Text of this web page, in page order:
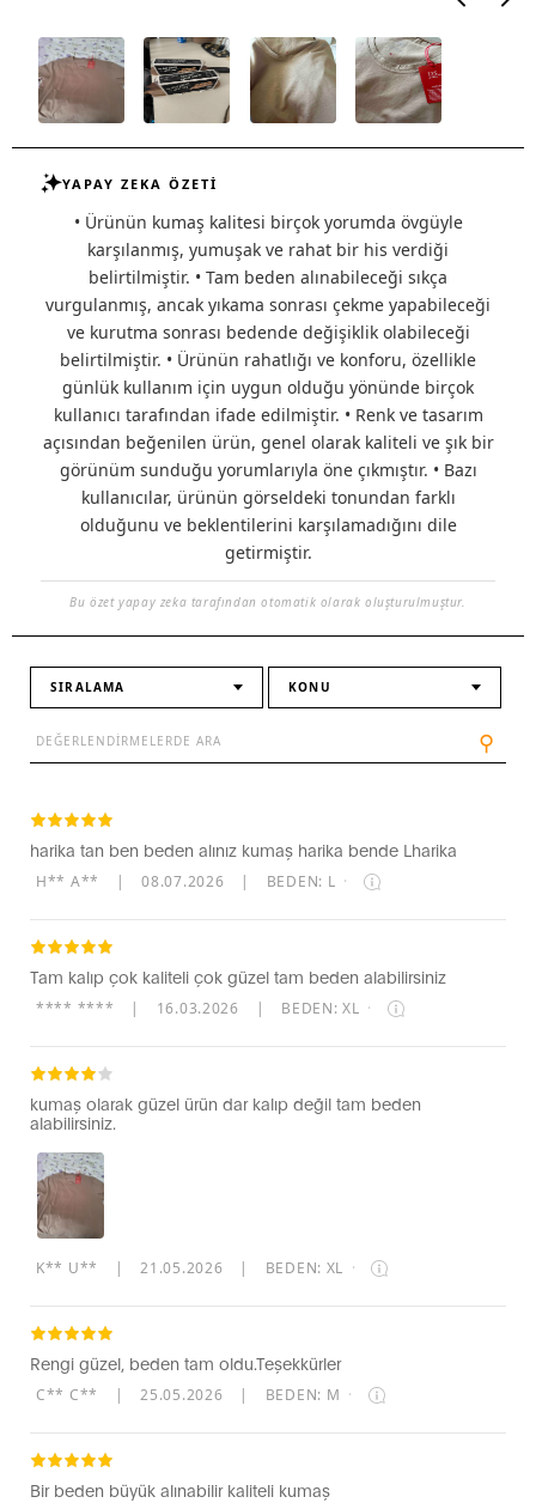
YAPAY ZEKA ÖZETİ
• Ürünün kumaş kalitesi birçok yorumda övgüyle
karşılanmış, yumuşak ve rahat bir his verdiği
belirtilmiştir. • Tam beden alınabileceği sıkça
vurgulanmış, ancak yıkama sonrası çekme yapabileceği
ve kurutma sonrası bedende değişiklik olabileceği
belirtilmiştir. • Ürünün rahatlığı ve konforu, özellikle
günlük kullanım için uygun olduğu yönünde birçok
kullanıcı tarafından ifade edilmiştir. • Renk ve tasarım
açısından beğenilen ürün, genel olarak kaliteli ve şık bir
görünüm sunduğu yorumlarıyla öne çıkmıştır. • Bazı
kullanıcılar, ürünün görseldeki tonundan farklı
olduğunu ve beklentilerini karşılamadığını dile
getirmiştir.
Bu özet yapay zeka tarafından otomatik olarak oluşturulmuştur.
SIRALAMA KONU
⚲
harika tan ben beden alınız kumaş harika bende Lharika
H** A** | 08.07.2026 | BEDEN: L ·
Tam kalıp çok kaliteli çok güzel tam beden alabilirsiniz
**** **** | 16.03.2026 | BEDEN: XL ·
kumaş olarak güzel ürün dar kalıp değil tam beden
alabilirsiniz.
K** U** | 21.05.2026 | BEDEN: XL ·
Rengi güzel, beden tam oldu.Teşekkürler
C** C** | 25.05.2026 | BEDEN: M ·
Bir beden büyük alınabilir kaliteli kumaş